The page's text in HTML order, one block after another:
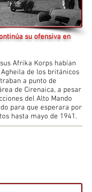
su ofensiva en
Afrika Korps habían
de los británicos
a punto de
de Cirenaica, a pesar
del Alto Mando
para que esperara por
hasta mayo de 1941.